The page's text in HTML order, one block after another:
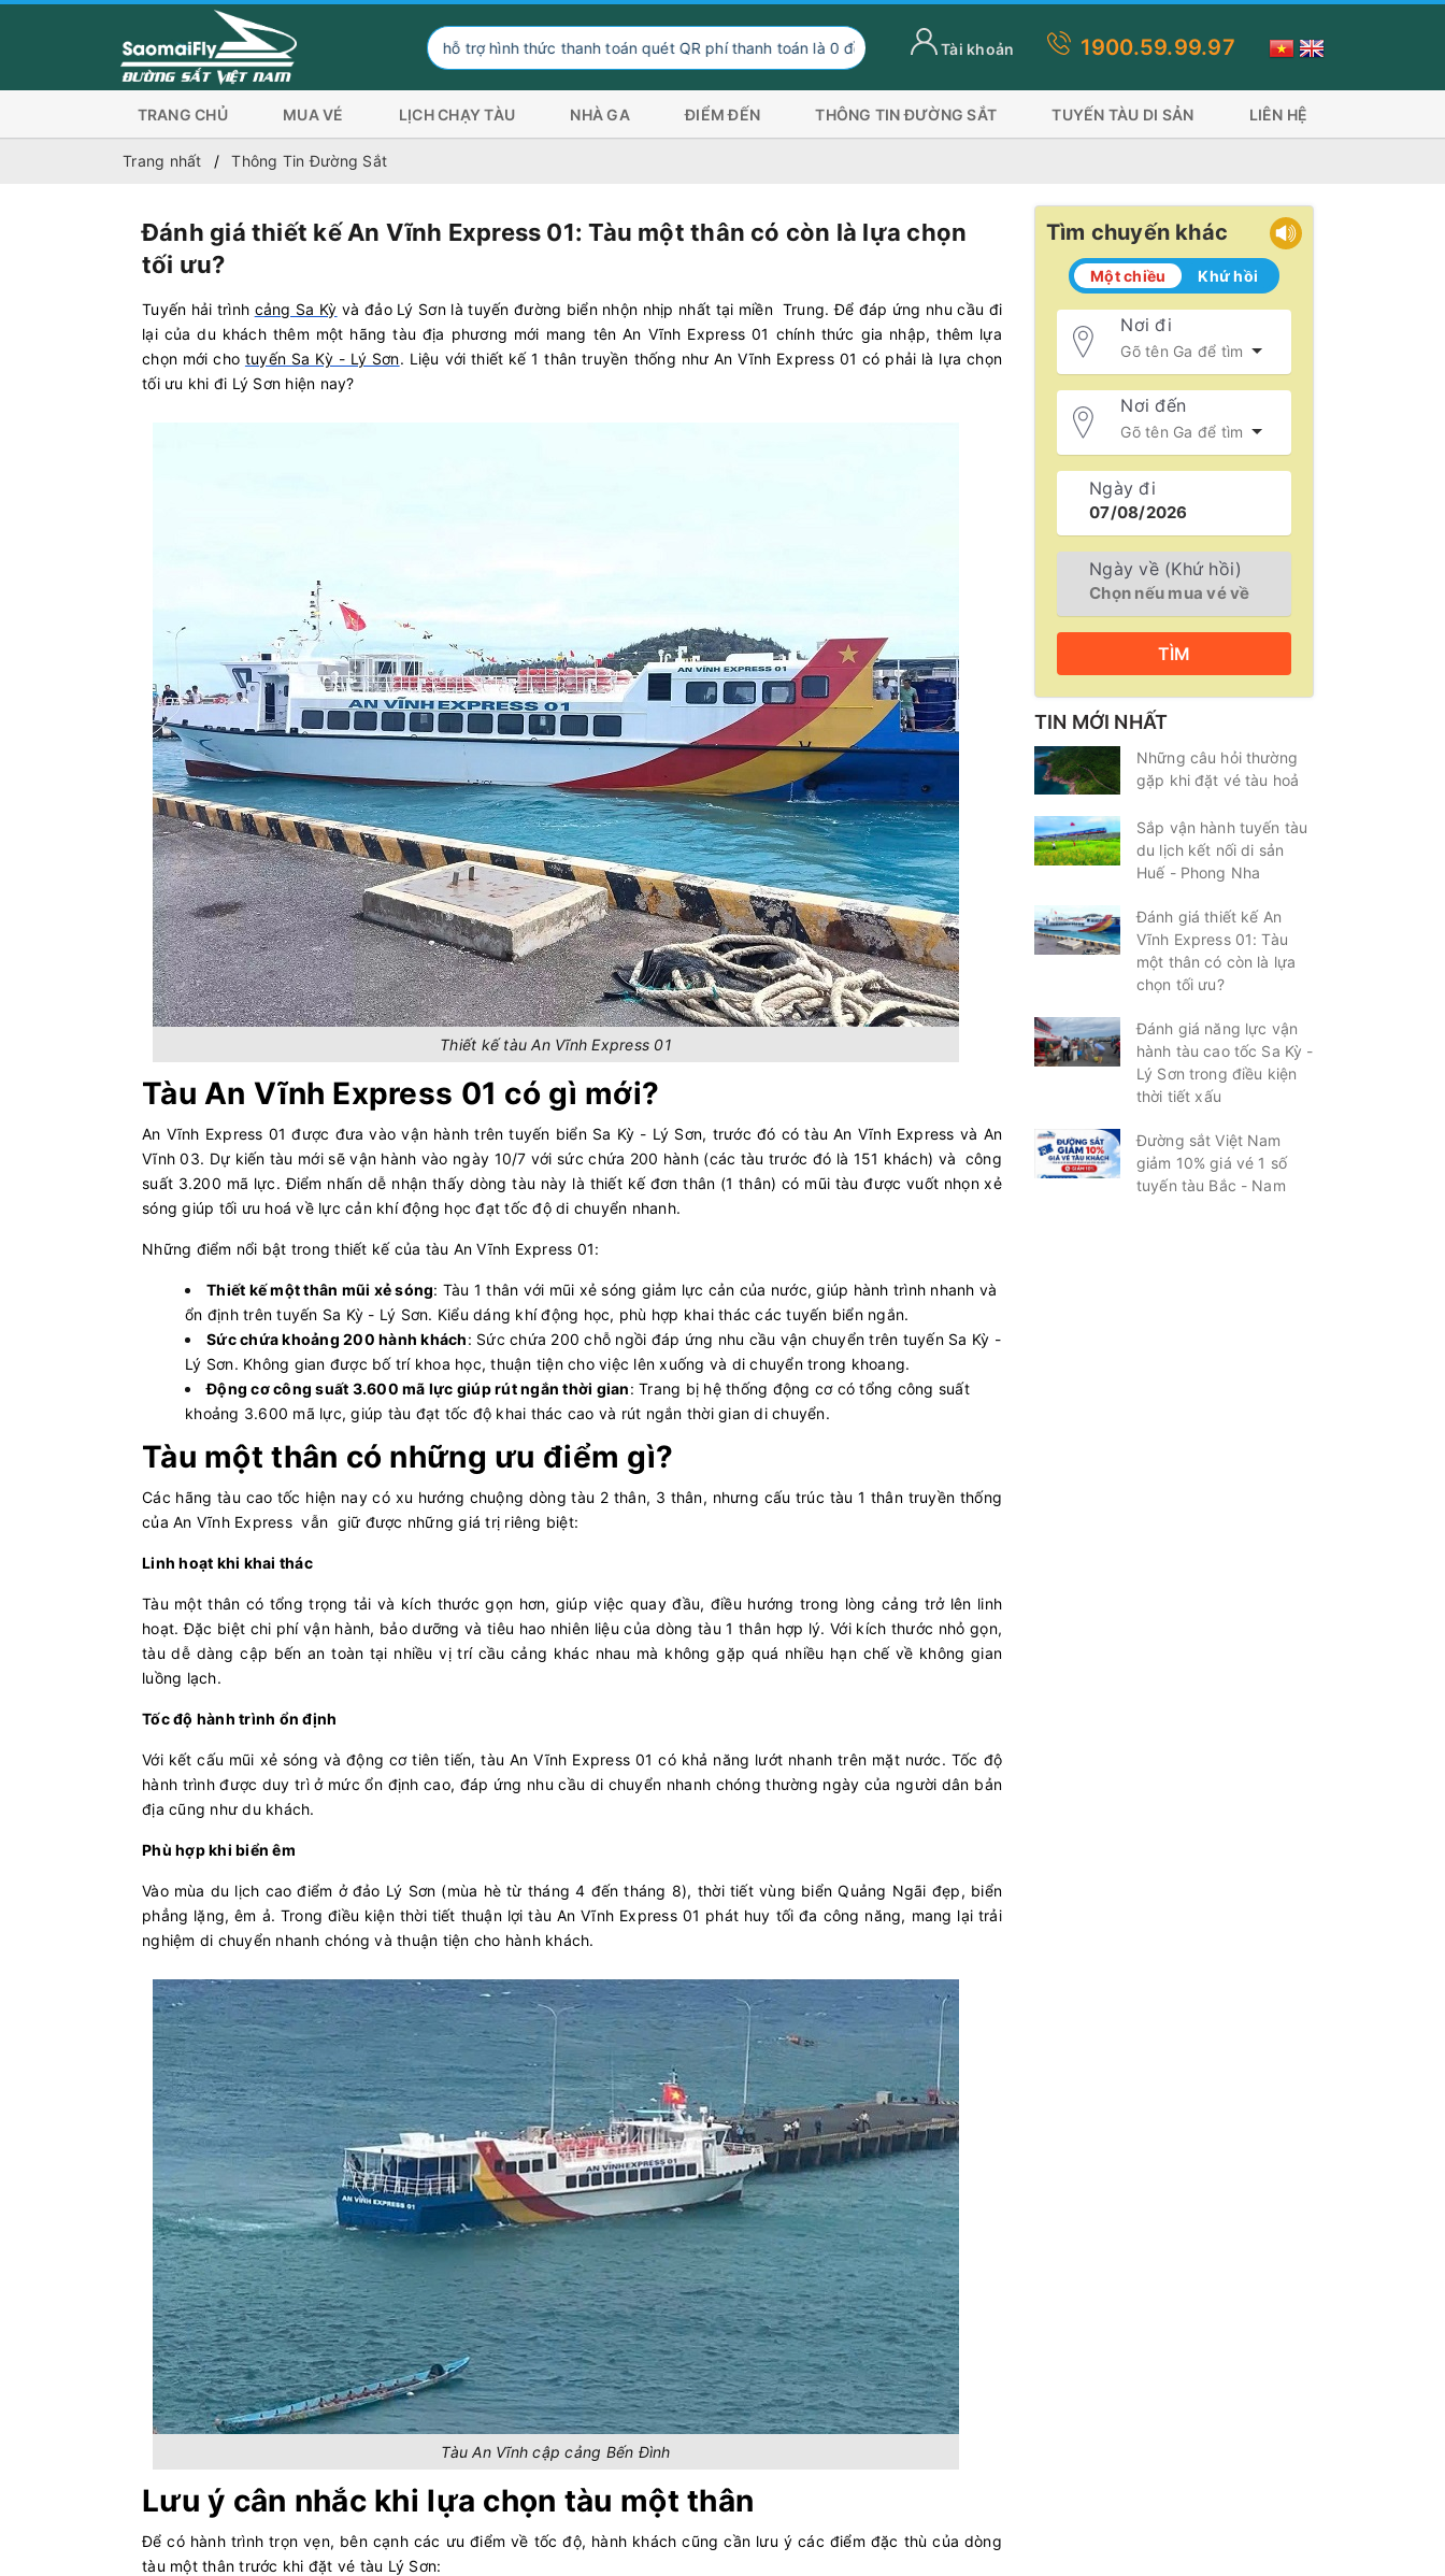
Đơn vị hỗ trợ hình thức thanh toán quét QR phí thanh toán là 0 đồng, ngoài hình thức thanh toán này quý khách lựa chọn thanh toán thẻ visa, ứng dụng ví sẽ mất
Tài khoản 1900.59.99.97
TRANG CHỦ MUA VÉ LỊCH CHẠY TÀU NHÀ GA ĐIỂM ĐẾN THÔNG TIN ĐƯỜNG SẮT TUYẾN TÀU DI SẢN LIÊN HỆ
Trang nhất Thông Tin Đường Sắt
Đánh giá thiết kế An Vĩnh Express 01: Tàu một thân có còn là lựa chọn
tối ưu?
Tuyến hải trình cảng Sa Kỳ và đảo Lý Sơn là tuyến đường biển nhộn nhịp nhất tại miền Trung. Để đáp ứng nhu cầu đi
lại của du khách thêm một hãng tàu địa phương mới mang tên An Vĩnh Express 01 chính thức gia nhập, thêm lựa
chọn mới cho tuyến Sa Kỳ - Lý Sơn. Liệu với thiết kế 1 thân truyền thống như An Vĩnh Express 01 có phải là lựa chọn
tối ưu khi đi Lý Sơn hiện nay?
Thiết kế tàu An Vĩnh Express 01
Tàu An Vĩnh Express 01 có gì mới?
An Vĩnh Express 01 được đưa vào vận hành trên tuyến biển Sa Kỳ - Lý Sơn, trước đó có tàu An Vĩnh Express và An
Vĩnh 03. Dự kiến tàu mới sẽ vận hành vào ngày 10/7 với sức chứa 200 hành (các tàu trước đó là 151 khách) và công
suất 3.200 mã lực. Điểm nhấn dễ nhận thấy dòng tàu này là thiết kế đơn thân (1 thân) có mũi tàu được vuốt nhọn xẻ
sóng giúp tối ưu hoá về lực cản khí động học đạt tốc độ di chuyển nhanh.
Những điểm nổi bật trong thiết kế của tàu An Vĩnh Express 01:
Thiết kế một thân mũi xẻ sóng: Tàu 1 thân với mũi xẻ sóng giảm lực cản của nước, giúp hành trình nhanh và
ổn định trên tuyến Sa Kỳ - Lý Sơn. Kiểu dáng khí động học, phù hợp khai thác các tuyến biển ngắn.
Sức chứa khoảng 200 hành khách: Sức chứa 200 chỗ ngồi đáp ứng nhu cầu vận chuyển trên tuyến Sa Kỳ -
Lý Sơn. Không gian được bố trí khoa học, thuận tiện cho việc lên xuống và di chuyển trong khoang.
Động cơ công suất 3.600 mã lực giúp rút ngắn thời gian: Trang bị hệ thống động cơ có tổng công suất
khoảng 3.600 mã lực, giúp tàu đạt tốc độ khai thác cao và rút ngắn thời gian di chuyển.
Tàu một thân có những ưu điểm gì?
Các hãng tàu cao tốc hiện nay có xu hướng chuộng dòng tàu 2 thân, 3 thân, nhưng cấu trúc tàu 1 thân truyền thống
của An Vĩnh Express vẫn giữ được những giá trị riêng biệt:
Linh hoạt khi khai thác
Tàu một thân có tổng trọng tải và kích thước gọn hơn, giúp việc quay đầu, điều hướng trong lòng cảng trở lên linh
hoạt. Đặc biệt chi phí vận hành, bảo dưỡng và tiêu hao nhiên liệu của dòng tàu 1 thân hợp lý. Với kích thước nhỏ gọn,
tàu dễ dàng cập bến an toàn tại nhiều vị trí cầu cảng khác nhau mà không gặp quá nhiều hạn chế về không gian
luồng lạch.
Tốc độ hành trình ổn định
Với kết cấu mũi xẻ sóng và động cơ tiên tiến, tàu An Vĩnh Express 01 có khả năng lướt nhanh trên mặt nước. Tốc độ
hành trình được duy trì ở mức ổn định cao, đáp ứng nhu cầu di chuyển nhanh chóng thường ngày của người dân bản
địa cũng như du khách.
Phù hợp khi biển êm
Vào mùa du lịch cao điểm ở đảo Lý Sơn (mùa hè từ tháng 4 đến tháng 8), thời tiết vùng biển Quảng Ngãi đẹp, biển
phẳng lặng, êm ả. Trong điều kiện thời tiết thuận lợi tàu An Vĩnh Express 01 phát huy tối đa công năng, mang lại trải
nghiệm di chuyển nhanh chóng và thuận tiện cho hành khách.
Tàu An Vĩnh cập cảng Bến Đình
Lưu ý cân nhắc khi lựa chọn tàu một thân
Để có hành trình trọn vẹn, bên cạnh các ưu điểm về tốc độ, hành khách cũng cần lưu ý các điểm đặc thù của dòng
tàu một thân trước khi đặt vé tàu Lý Sơn:
Tìm chuyến khác
Một chiều Khứ hồi
Nơi đi
Nơi đến
Ngày đi
Ngày về (Khứ hồi)
TÌM
TIN MỚI NHẤT
Những câu hỏi thường
gặp khi đặt vé tàu hoả
Sắp vận hành tuyến tàu
du lịch kết nối di sản
Huế - Phong Nha
Đánh giá thiết kế An
Vĩnh Express 01: Tàu
một thân có còn là lựa
chọn tối ưu?
Đánh giá năng lực vận
hành tàu cao tốc Sa Kỳ -
Lý Sơn trong điều kiện
thời tiết xấu
Đường sắt Việt Nam
giảm 10% giá vé 1 số
tuyến tàu Bắc - Nam